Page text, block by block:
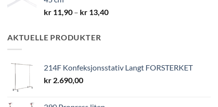
kr 11,90 – kr 13,40Prisområde:
AKTUELLE PRODUKTER
214F Konfeksjonsstativ Langt FORSTERKET
kr 2.690,00